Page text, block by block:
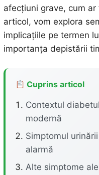
afecțiuni grave, cum ar
articol, vom explora
implicațiile pe termen
importanța depistării
Cuprins articol
Contextul
modernă
Simptomul
alarmă
Alte simptome